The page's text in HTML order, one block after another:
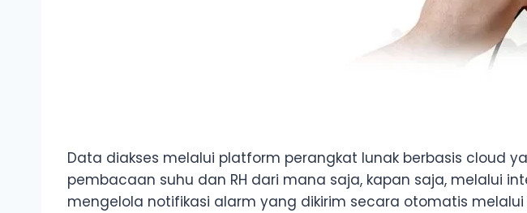
Data diakses melalui platform perangkat lunak berbasis cloud
pembacaan suhu dan RH dari mana saja, kapan saja, melalui
mengelola notifikasi alarm yang dikirim secara otomatis